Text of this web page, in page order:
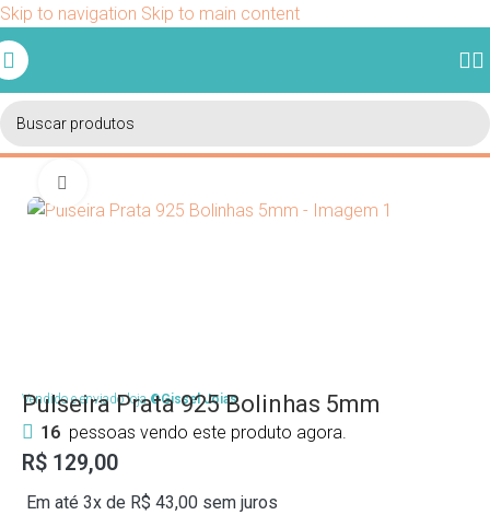
Skip to navigation Skip to main content
Início/Pulseiras/Pulseiras Clássicas
Vendido e enviado loja©Gissel Joias
Pulseira Prata 925 Bolinhas 5mm
16 pessoas vendo este produto agora.
R$ 129,00
Em até 3x de R$ 43,00 sem juros